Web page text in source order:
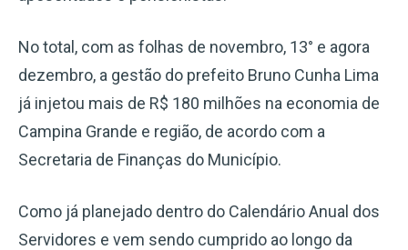
No total, com as folhas de novembro, 13° e agora
dezembro, a gestão do prefeito Bruno Cunha Lima
já injetou mais de R$ 180 milhões na economia de
Campina Grande e região, de acordo com a
Secretaria de Finanças do Município.
Como já planejado dentro do Calendário Anual dos
Servidores e vem sendo cumprido ao longo da